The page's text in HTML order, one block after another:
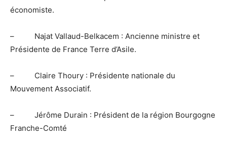
économiste.
– Najat Vallaud-Belkacem : Ancienne ministre et
Présidente de France Terre d’Asile.
– Claire Thoury : Présidente nationale du
Mouvement Associatif.
– Jérôme Durain : Président de la région Bourgogne
Franche-Comté